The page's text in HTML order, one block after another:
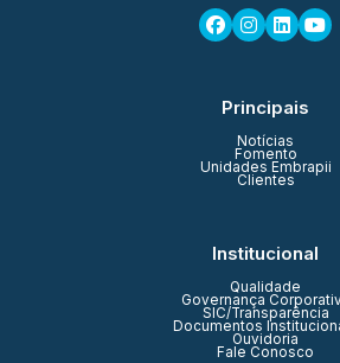
Principais
Notícias
Fomento
Unidades Embrapii
Clientes
Institucional
Qualidade
Governança
SIC/Transparência
Documentos
Ouvidoria
Fale Conosco